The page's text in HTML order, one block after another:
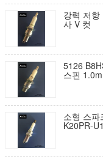
강력 저
사 V 컷
5126
스핀
소형 스
K20PR-